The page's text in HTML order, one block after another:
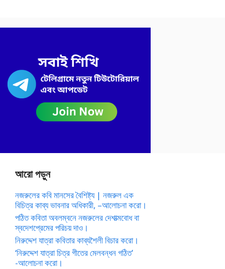
আরো পড়ুন
নজরুলের কবি মানসের বৈশিষ্ট্য | নজরুল এক
বিচিত্র কাব্য ভাবনার অধিকারী, –আলোচনা করো।
পঠিত কবিতা অবলম্বনে নজরুলের দেশাত্মবোধ বা
স্বদেশপ্রেমের পরিচয় দাও।
নিরুদ্দেশ যাত্রা কবিতার কাব্যশৈলী বিচার করো।
‘নিরুদ্দেশ যাত্রা চিত্র গীতের মেলবন্ধন গঠিত’
-আলোচনা করো।